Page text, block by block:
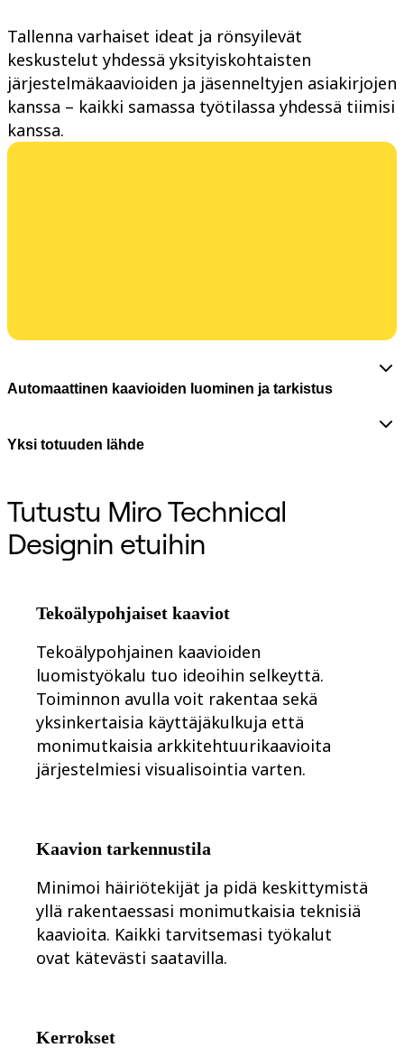
AI-pelikirjat
Tutustu Miroverseen
Yleistä
Kaaviointi
Työpajat
Aivoriihityöskentely
Käsitekartat
Org-suunnittelu
Enterprise
Toimialoittain
Digitaalinen
Retail
Talouspalvelut
Lääketiede ja biotieteet
Tiimikohtainen
Tuotejohtajuus ja toiminnot
Markkinointi
IT
Strategisten aloitteiden mukaan
Tuotekäyttöjärjestelmä
Tekoälymuunnos
Työtapojen muutos
Digitaalinen työntekijäkokemus
Asiakaskokemus ja palvelumuotoilu
Pilven ja ohjelmiston muunnos
Academy
Yhteisö ja tuki
Ohjekeskus
Tapahtumat
Yhteisö
Blogi
Tallenna varhaiset ideat ja rönsyilevät
keskustelut yhdessä yksityiskohtaisten
järjestelmäkaavioiden ja jäsenneltyjen asiakirjojen
kanssa – kaikki samassa työtilassa yhdessä tiimisi
kanssa.
Automaattinen kaavioiden luominen ja tarkistus
Yksi totuuden lähde
Tutustu Miro Technical
Designin etuihin
Tekoälypohjaiset kaaviot
Tekoälypohjainen kaavioiden
luomistyökalu tuo ideoihin selkeyttä.
Toiminnon avulla voit rakentaa sekä
yksinkertaisia käyttäjäkulkuja että
monimutkaisia arkkitehtuurikaavioita
järjestelmiesi visualisointia varten.
Kaavion tarkennustila
Minimoi häiriötekijät ja pidä keskittymistä
yllä rakentaessasi monimutkaisia teknisiä
kaavioita. Kaikki tarvitsemasi työkalut
ovat kätevästi saatavilla.
Kerrokset